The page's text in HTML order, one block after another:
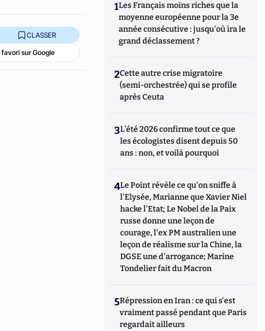
CLASSER
sur Google
1Les Français moins riches que la
moyenne européenne pour la 3e
année consécutive : jusqu'où ira le
grand déclassement ?
2Cette autre crise migratoire
(semi-orchestrée) qui se profile
après Ceuta
3L’été 2026 confirme tout ce que
les écologistes disent depuis 50
ans : non, et voilà pourquoi
4Le Point révèle ce qu'on sniffe à
l'Elysée, Marianne que Xavier Niel
hacke l'Etat; Le Nobel de la Paix
russe donne une leçon de
courage, l'ex PM australien une
leçon de réalisme sur la Chine, la
DGSE une d'arrogance; Marine
Tondelier fait du Macron
5Répression en Iran : ce qui s'est
vraiment passé pendant que Paris
regardait ailleurs